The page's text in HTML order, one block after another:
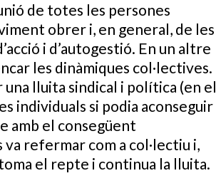
de totes les persones
obrer i, en general, de les
i d’autogestió. En un altre
les dinàmiques col·lectives.
una lluita sindical i política (en el
individuals si podia aconseguir
amb el consegüent
refermar com a col·lectiu i,
el repte i continua la lluita.